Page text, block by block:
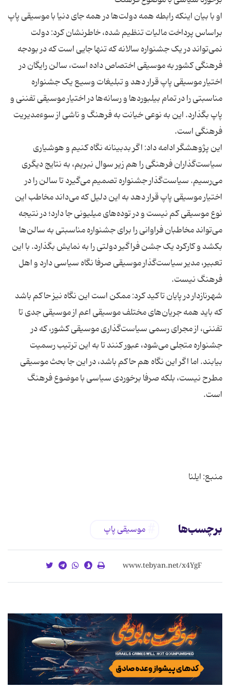
او با بیان اینکه رابطه همه دولت‌ها در همه جای دنیا با موسیقی پاپ
براساس پرداخت مالیات تنظیم شده، خاطرنشان کرد: دولت
نمی‌تواند در یک جشنواره سالانه که تنها جایی است که در بودجه
فرهنگی کشور به موسیقی اختصاص داده است، سالن رایگان در
اختیار موسیقی پاپ قرار دهد و تبلیغات وسیع یک جشنواره
مناسبتی را در تمام بیلبوردها و رسانه‌ها در اختیار موسیقی تفننی و
پاپ بگذارد. این به نوعی خیانت به فرهنگ و ناشی از سوءمدیریت
این پژوهشگر ادامه داد: اگر بدبینانه نگاه کنیم و هوشیاری
سیاست‌گذاران فرهنگی را هم زیر سوال نبریم، به نتایج دیگری
می‌رسیم. سیاست‌گذار جشنواره تصمیم‌ می‌گیرد تا سالن را در
اختیار موسیقی پاپ قرار دهد به این دلیل که می‌داند مخاطب این
نوع موسیقی کم نیست و در توده‌های میلیونی جا دارد؛ در نتیجه
می‌تواند مخاطبان فراوانی را برای جشنواره مناسبتی به سالن‌ها
بکشد و کارکرد یک جشن فراگیر دولتی را به نمایش بگذارد. با این
تعبیر، مدیر سیاست‌گذار موسیقی صرفا نگاه سیاسی دارد و اهل
شهرنازدار در پایان تاکید کرد: ممکن است این نگاه نیز حاکم باشد
که باید همه جریان‌های مختلف موسیقی اعم از موسیقی جدی تا
تفننی، از مجرای رسمی سیاست‌گذاری موسیقی کشور، که در
جشنواره متجلی می‌شود، عبور کنند تا به این ترتیب رسمیت
بیابند. اما اگر این نگاه هم حاکم باشد، در این جا بحث موسیقی
مطرح نیست، بلکه صرفا برخوردی سیاسی با موضوع فرهنگ
منبع: ایلنا
برچسب‌ها موسیقی پاپ